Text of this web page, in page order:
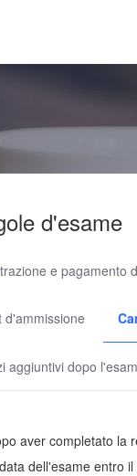
d'esame
e pagamento
d'ammissione
aggiuntivi dopo
aver completato la
dell'esame entro